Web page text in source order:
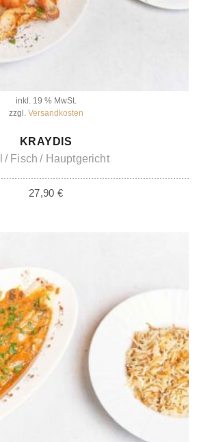
inkl. 19 % MwSt.
zzgl. Versandkosten
IN DEN WARENKORB
KRAYDIS
Fisch Hauptgericht
27,90 €